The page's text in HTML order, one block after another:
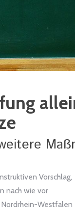
Vorschlag,
nach wie vor
Westfalen